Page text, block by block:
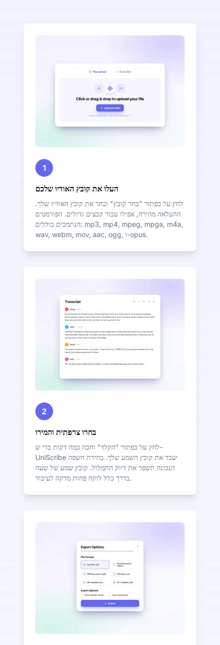
1
העלו את קובץ האודיו שלכם
לחץ על כפתור "בחר קובץ" ובחר את קובץ האודיו שלך.
ההעלאה מהירה, אפילו עבור קבצים גדולים. הפורמטים
הנתמכים כוללים: mp3, mp4, mpeg, mpga, m4a,
wav, webm, mov, aac, ogg, ו-opus.
2
בחרו צרפתית והמירו
לחץ על כפתור "הקלד" וחכה כמה דקות כדי ש-
UniScribe יעבד את קובץ השמע שלך. בחירת השפה
הנכונה תשפר את דיוק התמלול. קובץ שמע של שעה
בדרך כלל לוקח פחות מדקה לעיבוד.